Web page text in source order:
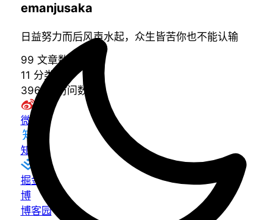
emanjusaka
日益努力而后风声水起，众生皆苦你也不能认输
99 文章数
11 分类数
39695
访问数
微博
知乎
掘金
博
博客园